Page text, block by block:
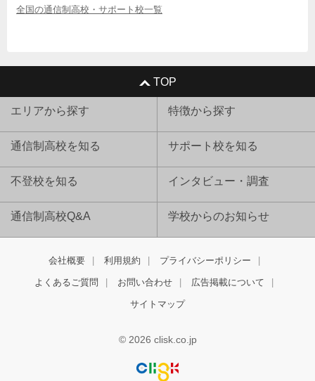
全国の通信制高校・サポート校一覧
TOP
エリアから探す 特徴から探す
通信制高校を知る サポート校を知る
不登校を知る インタビュー・調査
通信制高校Q&A 学校からのお知らせ
会社概要 利用規約 プライバシーポリシー
よくあるご質問 お問い合わせ 広告掲載について
サイトマップ
© 2026 clisk.co.jp